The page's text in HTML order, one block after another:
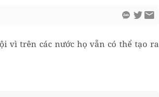
vì trên các nước họ vẫn có thể tạo ra